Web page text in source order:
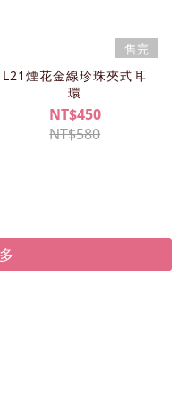
售完
L21煙花金線珍珠夾式耳
環
NT$450
NT$580